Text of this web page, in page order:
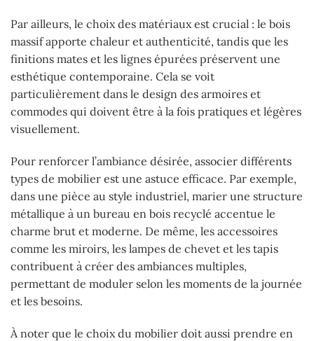
Par ailleurs, le choix des matériaux est crucial : le bois
massif apporte chaleur et authenticité, tandis que les
finitions mates et les lignes épurées préservent une
esthétique contemporaine. Cela se voit
particulièrement dans le design des armoires et
commodes qui doivent être à la fois pratiques et légères
visuellement.
Pour renforcer l’ambiance désirée, associer différents
types de mobilier est une astuce efficace. Par exemple,
dans une pièce au style industriel, marier une structure
métallique à un bureau en bois recyclé accentue le
charme brut et moderne. De même, les accessoires
comme les miroirs, les lampes de chevet et les tapis
contribuent à créer des ambiances multiples,
permettant de moduler selon les moments de la journée
et les besoins.
À noter que le choix du mobilier doit aussi prendre en